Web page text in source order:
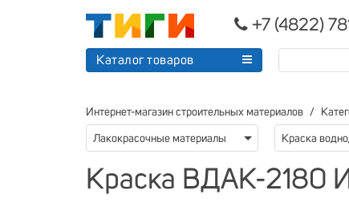
+7 (4822)
Каталог товаров
Интернет-магазин строительных материалов
Лакокрасочные материалы Краска
Краска ВДАК-2180